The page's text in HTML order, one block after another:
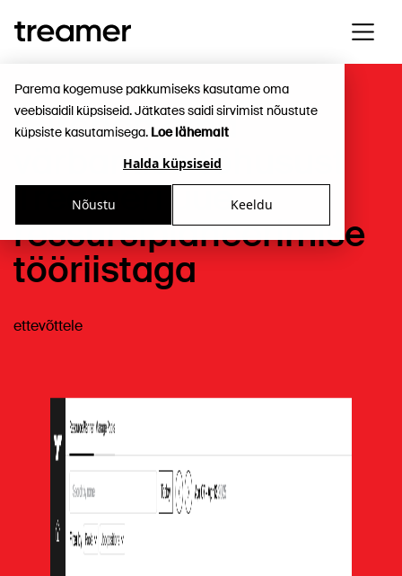
Parema kogemuse pakkumiseks kasutame oma
veebisaidil küpsiseid. Jätkates saidi sirvimist nõustute
küpsiste kasutamisega. Loe lähemalt
Halda küpsiseid
Nõustu Keeldu
Kiirenda oma
värbamise tõhusust
Treameri uue
ressursiplaneerimise
tööriistaga
ettevõttele